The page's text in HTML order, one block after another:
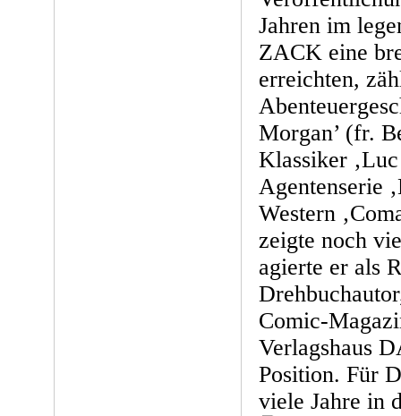
Jahren im
ZACK eine
erreichten,
Morgan’ (fr.
Klassiker
Agentenserie
Western
zeigte noch
agierte er als
Comic-
Verlagshaus
Position. Für
viele Jahre in